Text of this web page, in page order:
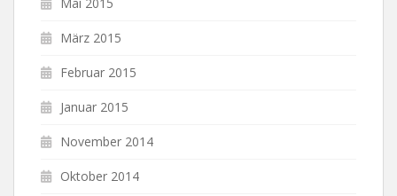
März 2015
Februar 2015
Januar 2015
November 2014
Oktober 2014